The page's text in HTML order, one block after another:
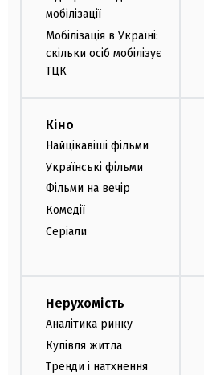
мобілізації
Мобілізація в Україні:
скільки осіб мобілізує
ТЦК
Кіно
Найцікавіші фільми
Українські фільми
Фільми на вечір
Комедії
Серіали
Нерухомість
Аналітика ринку
Купівля житла
Тренди і натхнення